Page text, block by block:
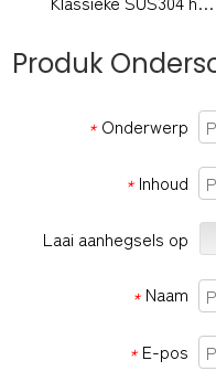
Produk
* Onderwerp
* Inhoud
Laai aanhegsels op
* Naam
* E-pos